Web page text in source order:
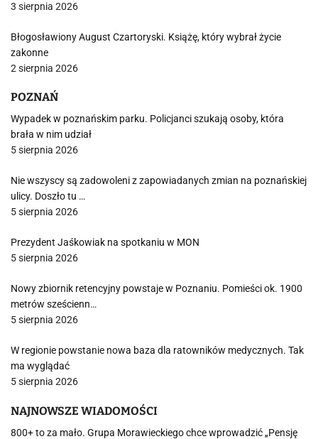
3 sierpnia 2026
Błogosławiony August Czartoryski. Książę, który wybrał życie
zakonne
2 sierpnia 2026
POZNAŃ
Wypadek w poznańskim parku. Policjanci szukają osoby, która
brała w nim udział
5 sierpnia 2026
Nie wszyscy są zadowoleni z zapowiadanych zmian na poznańskiej
ulicy. Doszło tu …
5 sierpnia 2026
Prezydent Jaśkowiak na spotkaniu w MON
5 sierpnia 2026
Nowy zbiornik retencyjny powstaje w Poznaniu. Pomieści ok. 1900
metrów sześcienn…
5 sierpnia 2026
W regionie powstanie nowa baza dla ratowników medycznych. Tak
ma wyglądać
5 sierpnia 2026
NAJNOWSZE WIADOMOŚCI
800+ to za mało. Grupa Morawieckiego chce wprowadzić „Pensję